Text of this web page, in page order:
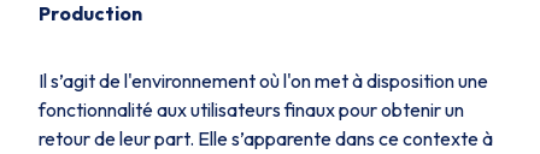
Production
Il s’agit de l'environnement où l'on met à disposition une
fonctionnalité aux utilisateurs finaux pour obtenir un
retour de leur part. Elle s’apparente dans ce contexte à